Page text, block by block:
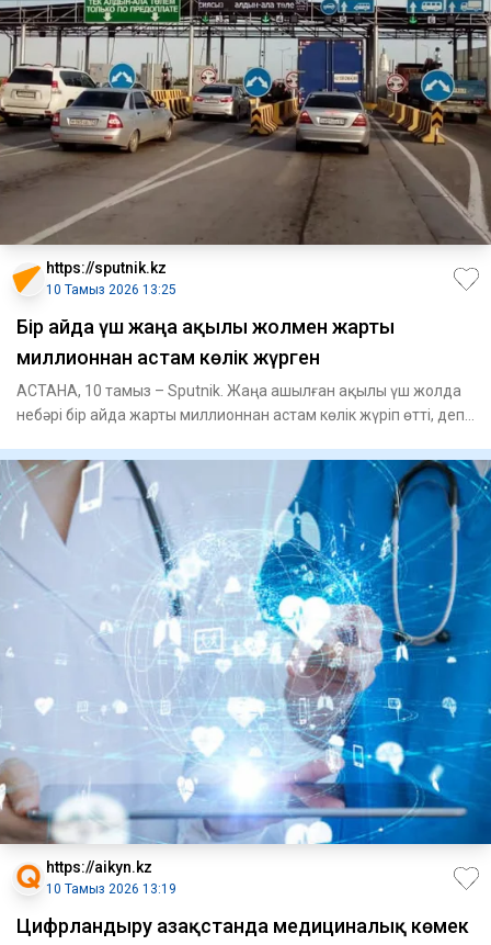
https://sputnik.kz
10 Тамыз 2026 13:25
Бір айда үш жаңа ақылы жолмен жарты
миллионнан астам көлік жүрген
АСТАНА, 10 тамыз – Sputnik. Жаңа ашылған ақылы үш жолда
небәрі бір айда жарты миллионнан астам көлік жүріп өтті, деп
https://aikyn.kz
10 Тамыз 2026 13:19
Цифрландыру Қазақстанда медициналық көмек